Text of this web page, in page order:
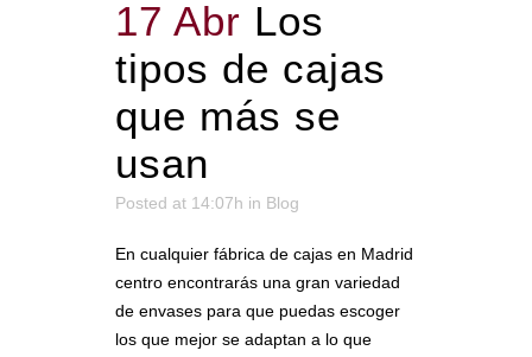
17 Abr Los
tipos de cajas
que más se
usan
Posted at 14:07h in Blog
En cualquier fábrica de cajas en Madrid
centro encontrarás una gran variedad
de envases para que puedas escoger
los que mejor se adaptan a lo que